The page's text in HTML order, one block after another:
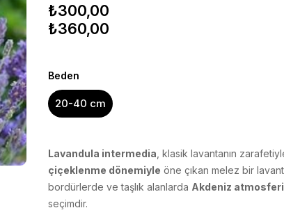
₺300,00
₺360,00
Beden
20-40 cm
Lavandula intermedia , klasik lavantanın
çiçeklenme dönemiyle öne çıkan melez bir
bordürlerde ve taşlık alanlarda Akdeniz atmosferi
seçimdir.